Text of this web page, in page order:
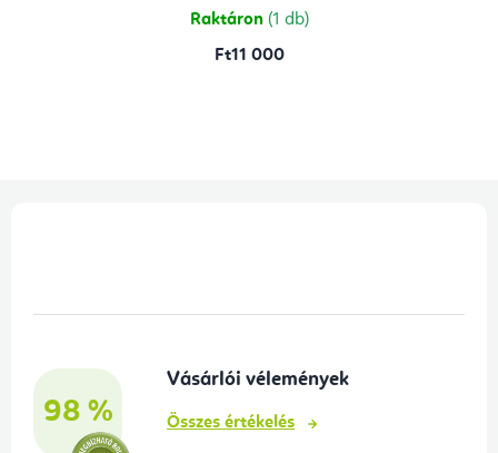
Raktáron (1 db)
Ft11 000
98 %
Vásárlói vélemények
Összes értékelés